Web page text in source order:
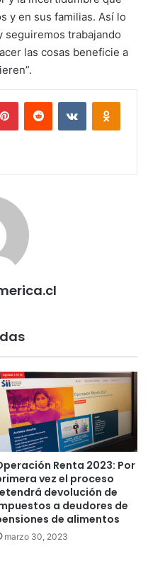
y en sus familias. Así lo
seguiremos trabajando
las cosas beneficie a
PinterestReddit VKontakte
Renta 2023: Por
vez el proceso
devolución de
a deudores de
de alimentos
marzo 30, 2023